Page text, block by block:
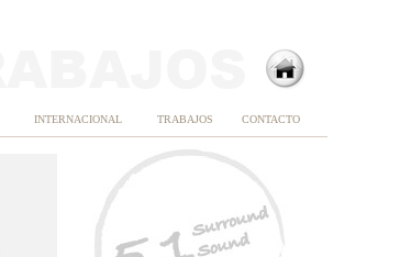
INTERNACIONAL TRABAJOS CONTACTO